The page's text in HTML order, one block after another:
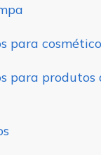
para
para produtos